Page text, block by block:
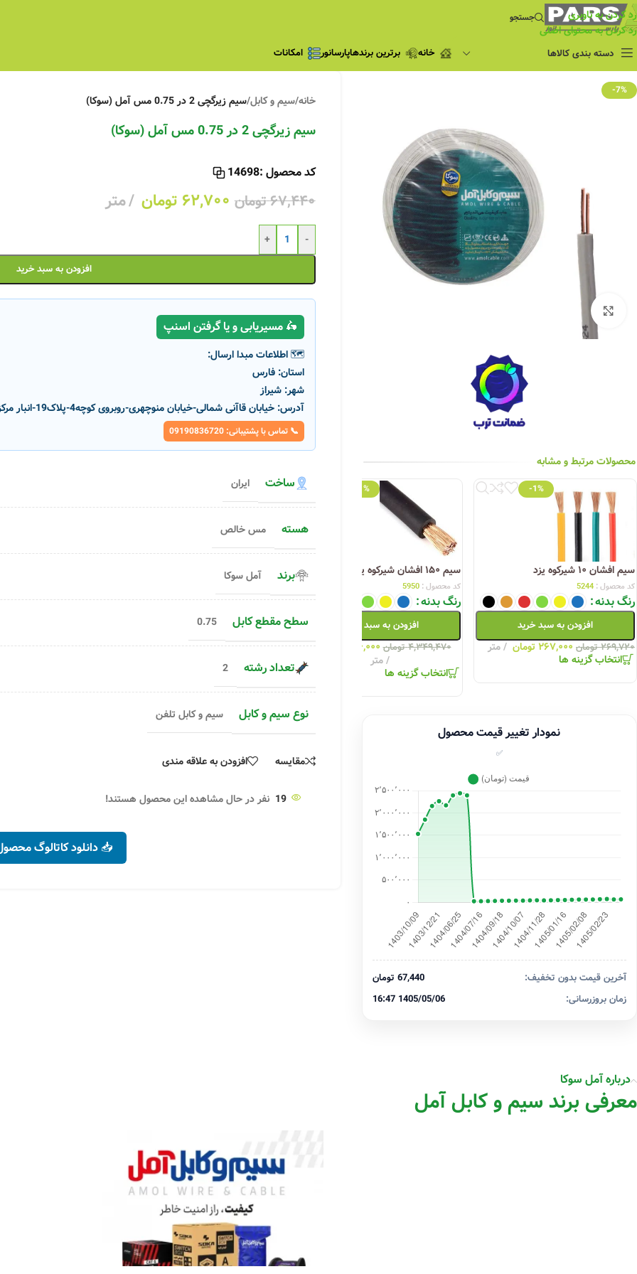
رد کردن به ناوبری
رد کردن به محتوای اصلی
جستجو
دسته بندی کالاها
چراغ مطالعه
ریسه شلنگی و لاین نوری
پروژکتور و نورافکن
چراغ خطی
چراغ توکار
چراغ سقفی (هالوژن)
خانه برترین برندهاپارسانور امکانات
-7%
بزرگنمایی تصویر
محصولات مرتبط و مشابه
-1%
سیم افشان ۱۰ شیرکوه یزد
کد محصول : 5244
رنگ بدنه
افزودن به سبد خرید
۲۶۹,۷۲۰ تومان ۲۶۷,۰۰۰ تومان متر
انتخاب گزینه ها
-1%
سیم ۱۵۰ افشان شیرکوه یزد
کد محصول : 5950
رنگ بدنه
افزودن به سبد خرید
۴,۳۴۹,۴۷۰ تومان ۴,۳۰۶,۰۰۰ تومان
متر
انتخاب گزینه ها
سیم ۶ مفتولی شیرکوه یزد
رنگ بدنه
افزودن به سبد خرید
۱۶۰,۹۰۰ تومان ۱۵۹,۳۰۰تومان متر
انتخاب گزینه ها
رنگ بدنه
۲,۷۲۹,۰۸۰ تومان
نمودار تغییر قیمت محصول
✅
آخرین قیمت بدون تخفیف:
67,440 تومان
زمان بروزرسانی:
1405/05/06 16:47
خانه/سیم و کابل/سیم زیرگچی 2 در 0.75 مس آمل (سوکا)
سیم زیرگچی 2 در 0.75 مس آمل (سوکا)
کد محصول :14698
۶۷,۴۴۰تومان ۶۲,۷۰۰ تومان متر
-
+
افزودن به سبد خرید
🛵 مسیریابی و یا گرفتن اسنپ
🗺️ اطلاعات مبدا ارسال:
استان:فارس
شهر:شیراز
آدرس:خیابان قاآنی شمالی-خیابان منوچهری-روبروی کوچه4-پلاک19-انبار مرکزی پارسانور
📞 تماس با پشتیبانی: 09190836720
ساخت ایران
هسته مس خالص
برند آمل سوکا
سطح مقطع کابل 0.75
تعداد رشته 2
نوع سیم و کابل سیم و کابل تلفن
مقایسه افزودن به علاقه مندی
19 نفر در حال مشاهده این محصول هستند!
📥 دانلود کاتالوگ
درباره آمل سوکا
معرفی برند سیم و کابل آمل